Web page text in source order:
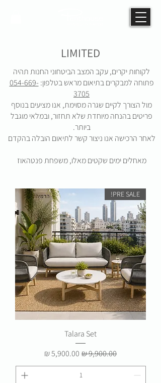
LIMITED
לקוחות יקרים, עקב המצב הביטחוני החנות תהיה
פתוחה למבקרים בתיאום מראש בטלפון: 054-669-
3705
מול הצורך לקיים שגרה מסוימת, אנו מציעים בנוסף
פריטים בהנחה מיוחדת שלא תחזור, ובמלאי מוגבל
ביותר.
לאחר הרכישה אנו ניצור קשר לתיאום הובלה בהקדם
מאחלים ימים שקטים מאלו, משפחת פנטהאוז
PRE SALE!
Talara Set
מחיר רגיל
מחיר מבצע